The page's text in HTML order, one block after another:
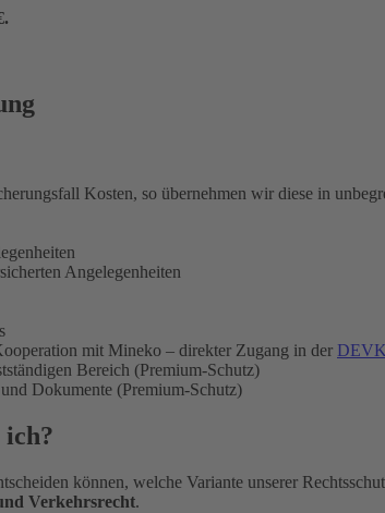
.
Kosten, so übernehmen wir diese in
Angelegenheiten
mit Mineko – direkter Zugang in der
Bereich (Premium-Schutz)
Dokumente (Premium-Schutz)
ich?
können, welche Variante unserer
Verkehrsrecht.